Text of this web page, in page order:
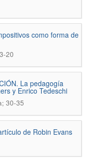
como forma de
20
La pedagogía
y Enrico Tedeschi
30-35
de Robin Evans